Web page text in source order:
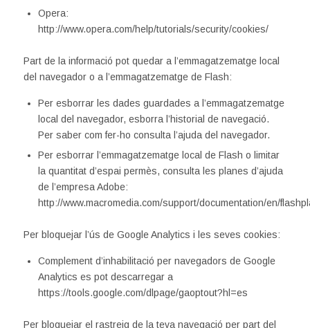
Opera:
http://www.opera.com/help/tutorials/security/cookies/
Part de la informació pot quedar a l’emmagatzematge local
del navegador o a l’emmagatzematge de Flash:
Per esborrar les dades guardades a l’emmagatzematge
local del navegador, esborra l’historial de navegació.
Per saber com fer-ho consulta l’ajuda del navegador.
Per esborrar l’emmagatzematge local de Flash o limitar
la quantitat d’espai permès, consulta les planes d’ajuda
de l’empresa Adobe:
http://www.macromedia.com/support/documentation/en/
Per bloquejar l’ús de Google Analytics i les seves cookies:
Complement d’inhabilitació per navegadors de Google
Analytics es pot descarregar a
https://tools.google.com/dlpage/gaoptout?hl=es
Per bloquejar el rastreig de la teva navegació per part del